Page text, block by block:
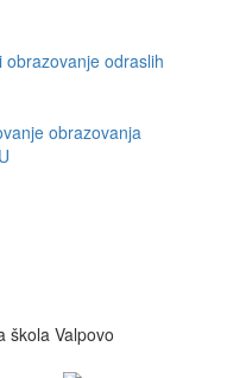
odraslih
obrazovanja
škola Valpovo